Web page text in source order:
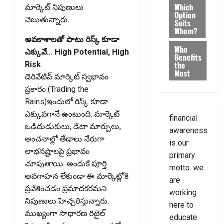
మార్కెట్‌ నిపుణులు
చెబుతున్నారు.
అవకాశాలతో పాటు రిస్క్‌ కూడా
ఎక్కువే… High Potential, High
Risk
డెరివేటివ్‌ మార్కెట్‌ స్వభావం
ప్రకారం (Trading the
Rains)ఇందులో రిస్క్‌ కూడా
ఎక్కువగానే ఉంటుంది. మార్కెట్‌
ఒడిదుడుకులు, డేటా మార్పులు,
అంచనాల్లో తేడాలు నేరుగా
లాభనష్టాలపై ప్రభావం
చూపుతాయి. అందుకే పూర్తి
అవగాహన లేకుండా ఈ మార్కెట్లోకి
ప్రవేశించడం ప్రమాదకరమని
నిపుణులు హెచ్చరిస్తున్నారు.
ముఖ్యంగా సాధారణ రిటైల్‌
Which
Option
Suits
Whom?
Who
Benefits
the
Most
financial
awareness
is our
primary
motto. we
are
working
here to
educate